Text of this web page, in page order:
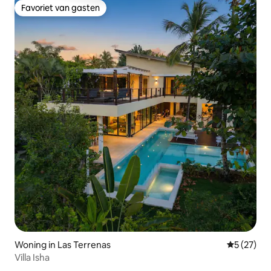
Favoriet van gasten
Favoriet van gasten
Woning in Las Terrenas
5 (27)
Villa Isha